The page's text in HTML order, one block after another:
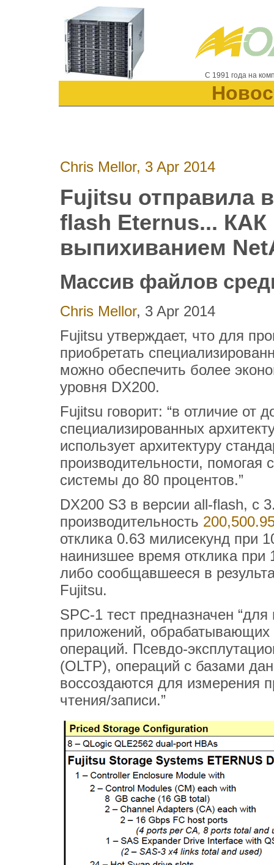
С 1991 года на
Chris Mellor, 3 Apr 2014
Fujitsu отправила
flash Eternus...
выпихиванием
Массив файлов
Chris Mellor, 3 Apr 2014
Fujitsu утверждает, что для
приобретать
можно обеспечить более
уровня DX200.
Fujitsu говорит: “в отличие от
специализированных
использует архитектуру
производительности, помогая
системы до 80 процентов.”
DX200 S3 в версии all-flash, с
производительность
отклика 0.63 милисекунд при
наинизшее время отклика при
либо сообщавшееся в
Fujitsu.
SPC-1 тест предназначен
приложений,
операций. Псевдо-
(OLTP), операций с базами
воссоздаются для измерения
чтения/записи.”